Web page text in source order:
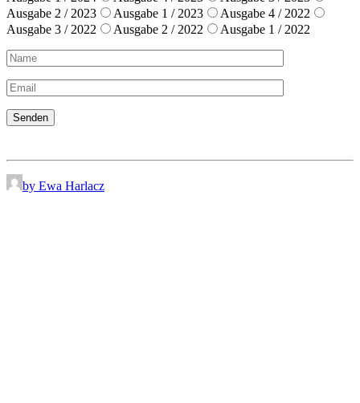
Ausgabe 2 / 2023
Ausgabe 1 / 2023
Ausgabe 4 / 2022
Ausgabe 3 / 2022
Ausgabe 2 / 2022 Ausgabe 1 / 2022
by Ewa Harlacz